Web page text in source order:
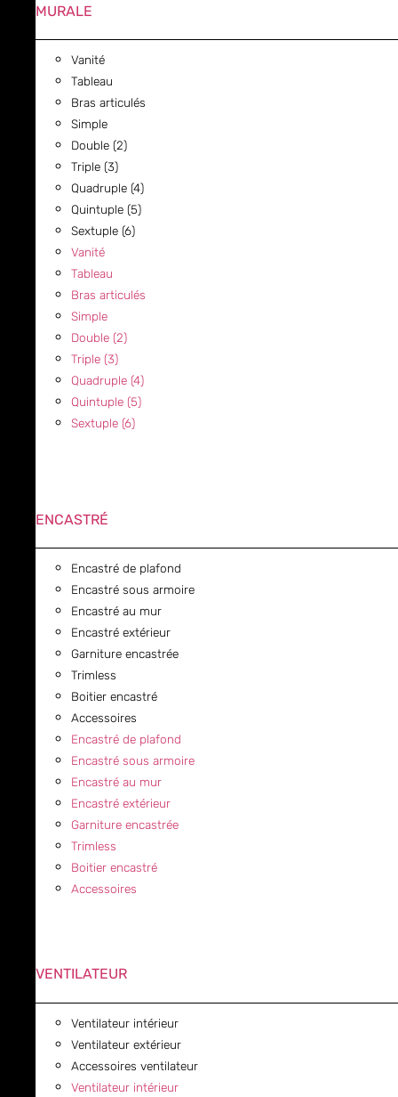
MURALE
Vanité
Tableau
Bras articulés
Simple
Double (2)
Triple (3)
Quadruple (4)
Quintuple (5)
Sextuple (6)
Vanité
Tableau
Bras articulés
Simple
Double (2)
Triple (3)
Quadruple (4)
Quintuple (5)
Sextuple (6)
ENCASTRÉ
Encastré de plafond
Encastré sous armoire
Encastré au mur
Encastré extérieur
Garniture encastrée
Trimless
Boitier encastré
Accessoires
Encastré de plafond
Encastré sous armoire
Encastré au mur
Encastré extérieur
Garniture encastrée
Trimless
Boitier encastré
Accessoires
VENTILATEUR
Ventilateur intérieur
Ventilateur extérieur
Accessoires ventilateur
Ventilateur intérieur